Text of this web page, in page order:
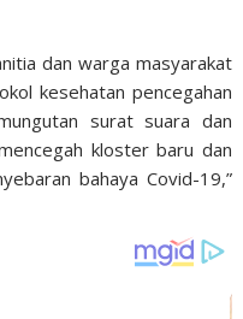
dan warga masyarakat
kesehatan pencegahan
surat suara dan
kloster baru dan
bahaya Covid-19,”